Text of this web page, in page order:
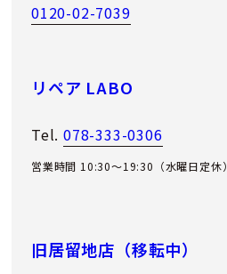
0120-02-7039
リペア LABO
Tel. 078-333-0306
営業時間 10:30～19:30（水曜日定休）
旧居留地店（移転中）